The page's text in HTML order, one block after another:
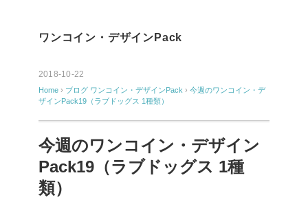
ワンコイン・デザインPack
2018-10-22
Home › ブログ ワンコイン・デザインPack › 今週のワンコイン・デ
ザインPack19（ラブドッグス 1種類）
今週のワンコイン・デザイン
Pack19（ラブドッグス 1種
類）